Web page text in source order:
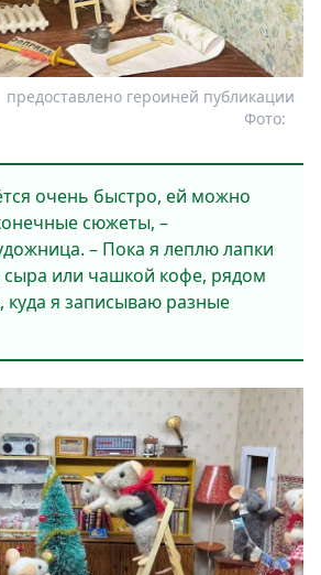
предоставлено героиней публикации
Фото:
очень быстро, ей можно
сюжеты, –
– Пока я леплю лапки
сыра или чашкой кофе, рядом
куда я записываю разные